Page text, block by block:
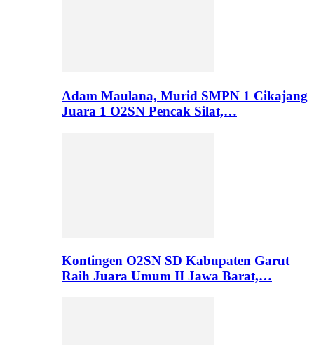
Adam Maulana, Murid SMPN 1 Cikajang
Juara 1 O2SN Pencak Silat,…
Kontingen O2SN SD Kabupaten Garut
Raih Juara Umum II Jawa Barat,…